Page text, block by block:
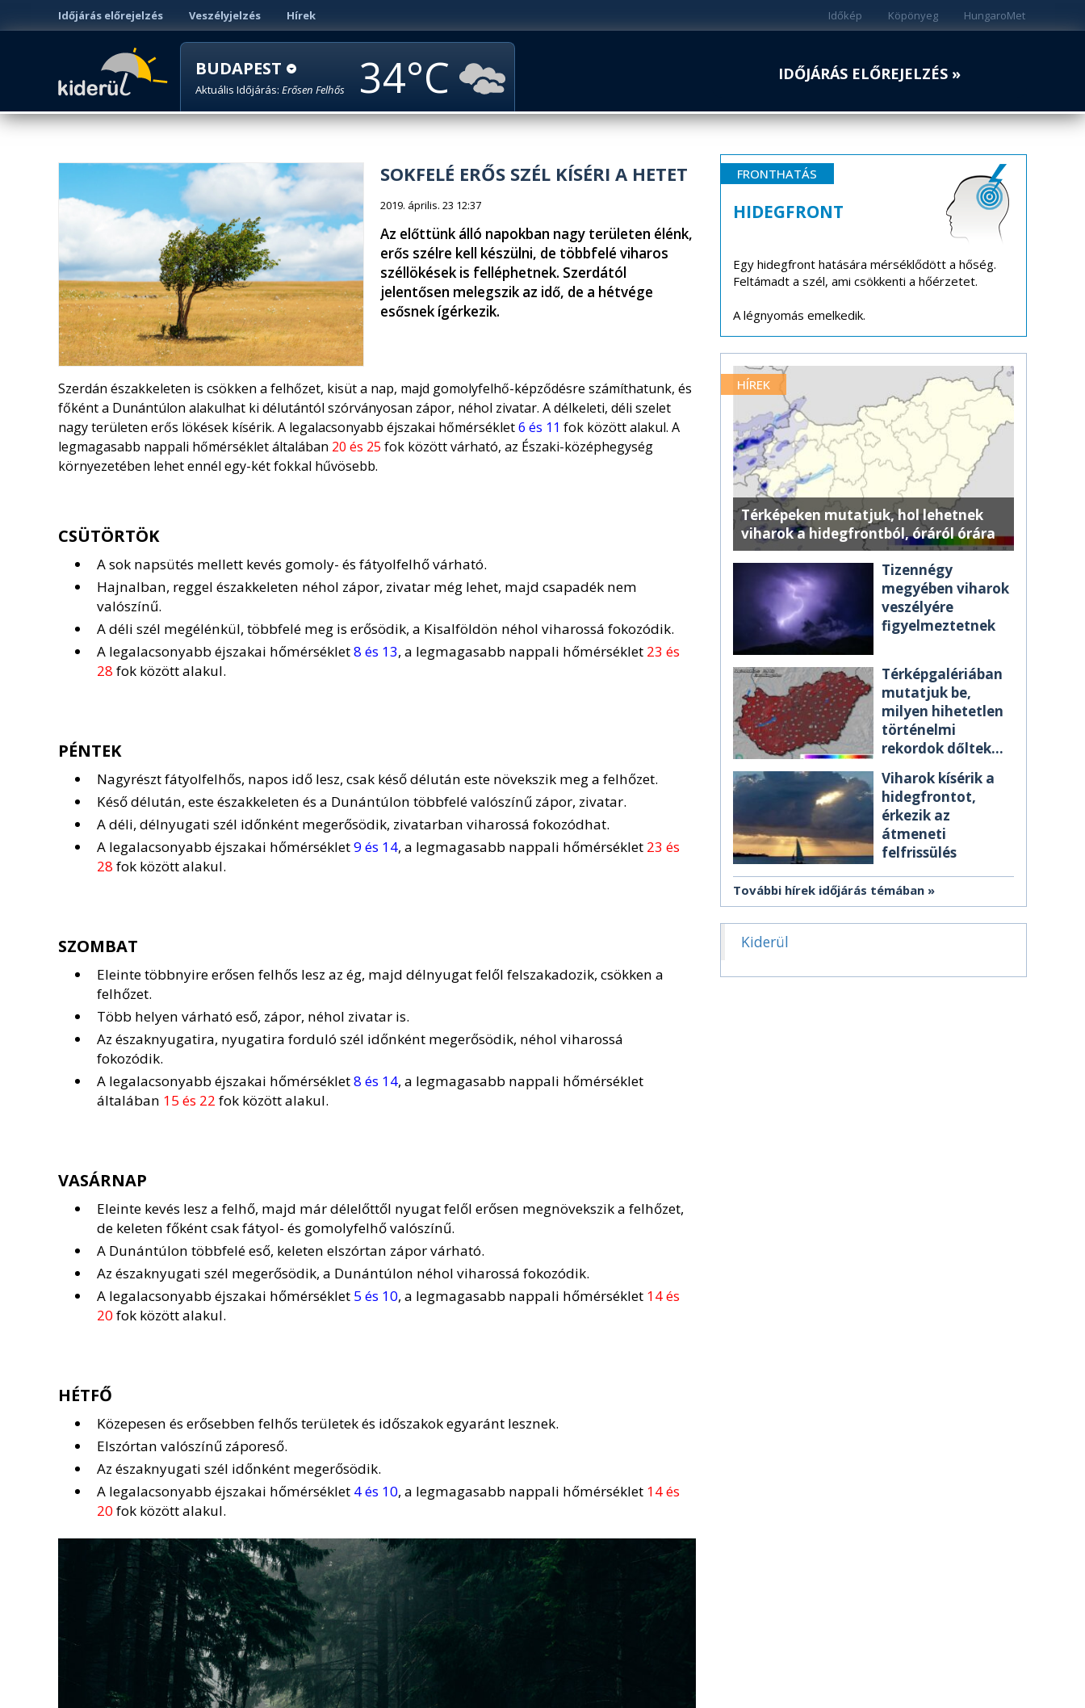
Időjárás előrejelzés Veszélyjelzés Hírek HungaroMet
Köpönyeg
Időkép
BUDAPEST
Aktuális Időjárás: Erősen Felhős 34 IDŐJÁRÁS ELŐREJELZÉS »
SOKFELÉ ERŐS SZÉL KÍSÉRI A HETET
2019. április. 23 12:37
Az előttünk álló napokban nagy területen élénk,
erős szélre kell készülni, de többfelé viharos
széllökések is felléphetnek. Szerdától
jelentősen melegszik az idő, de a hétvége
esősnek ígérkezik.
Szerdán északkeleten is csökken a felhőzet, kisüt a nap, majd gomolyfelhő-képződésre számíthatunk, és
főként a Dunántúlon alakulhat ki délutántól szórványosan zápor, néhol zivatar. A délkeleti, déli szelet
nagy területen erős lökések kísérik. A legalacsonyabb éjszakai hőmérséklet6 és 11 fok között alakul. A
legmagasabb nappali hőmérséklet általában 20 és 25 fok között várható, az Északi-középhegység
környezetében lehet ennél egy-két fokkal hűvösebb.
CSÜTÖRTÖK
A sok napsütés mellett kevés gomoly- és fátyolfelhő várható.
Hajnalban, reggel északkeleten néhol zápor, zivatar még lehet, majd csapadék nem
valószínű.
A déli szél megélénkül, többfelé meg is erősödik, a Kisalföldön néhol viharossá fokozódik.
A legalacsonyabb éjszakai hőmérséklet8 és 13, a legmagasabb nappali hőmérséklet 23 és
28 fok között alakul.
PÉNTEK
Nagyrészt fátyolfelhős, napos idő lesz, csak késő délután este növekszik meg a felhőzet.
Késő délután, este északkeleten és a Dunántúlon többfelé valószínű zápor, zivatar.
A déli, délnyugati szél időnként megerősödik, zivatarban viharossá fokozódhat.
A legalacsonyabb éjszakai hőmérséklet9 és 14, a legmagasabb nappali hőmérséklet 23 és
28 fok között alakul.
SZOMBAT
Eleinte többnyire erősen felhős lesz az ég, majd délnyugat felől felszakadozik, csökken a
felhőzet.
Több helyen várható eső, zápor, néhol zivatar is.
Az északnyugatira, nyugatira forduló szél időnként megerősödik, néhol viharossá
fokozódik.
A legalacsonyabb éjszakai hőmérséklet8 és 14, a legmagasabb nappali hőmérséklet
általában 15 és 22 fok között alakul.
VASÁRNAP
Eleinte kevés lesz a felhő, majd már délelőttől nyugat felől erősen megnövekszik a felhőzet,
de keleten főként csak fátyol- és gomolyfelhő valószínű.
A Dunántúlon többfelé eső, keleten elszórtan zápor várható.
Az északnyugati szél megerősödik, a Dunántúlon néhol viharossá fokozódik.
A legalacsonyabb éjszakai hőmérséklet 5 és 10, a legmagasabb nappali hőmérséklet 14 és
20fok között alakul.
HÉTFŐ
Közepesen és erősebben felhős területek és időszakok egyaránt lesznek.
Elszórtan valószínű záporeső.
Az északnyugati szél időnként megerősödik.
A legalacsonyabb éjszakai hőmérséklet 4 és 10, a legmagasabb nappali hőmérséklet 14 és
20fok között alakul.
FRONTHATÁS
HIDEGFRONT
Egy hidegfront hatására mérséklődött a hőség.
Feltámadt a szél, ami csökkenti a hőérzetet.
A légnyomás emelkedik.
HÍREK
Térképeken mutatjuk, hol lehetnek
viharok a hidegfrontból, óráról órára
Tizennégy
megyében viharok
veszélyére
figyelmeztetnek
Térképgalériában
mutatjuk be,
milyen hihetetlen
történelmi
rekordok dőltek
Viharok kísérik a
hidegfrontot,
érkezik az
átmeneti
felfrissülés
További hírek időjárás témában
Kiderül